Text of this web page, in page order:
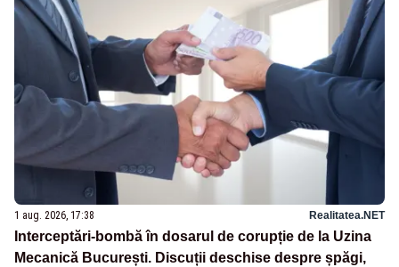
1 aug. 2026, 17:38 Realitatea.NET
Interceptări-bombă în dosarul de corupție de la Uzina
Mecanică București. Discuții deschise despre șpăgi,